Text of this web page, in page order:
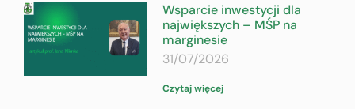
Wsparcie inwestycji dla
największych – MŚP na
marginesie
31/07/2026
Czytaj więcej